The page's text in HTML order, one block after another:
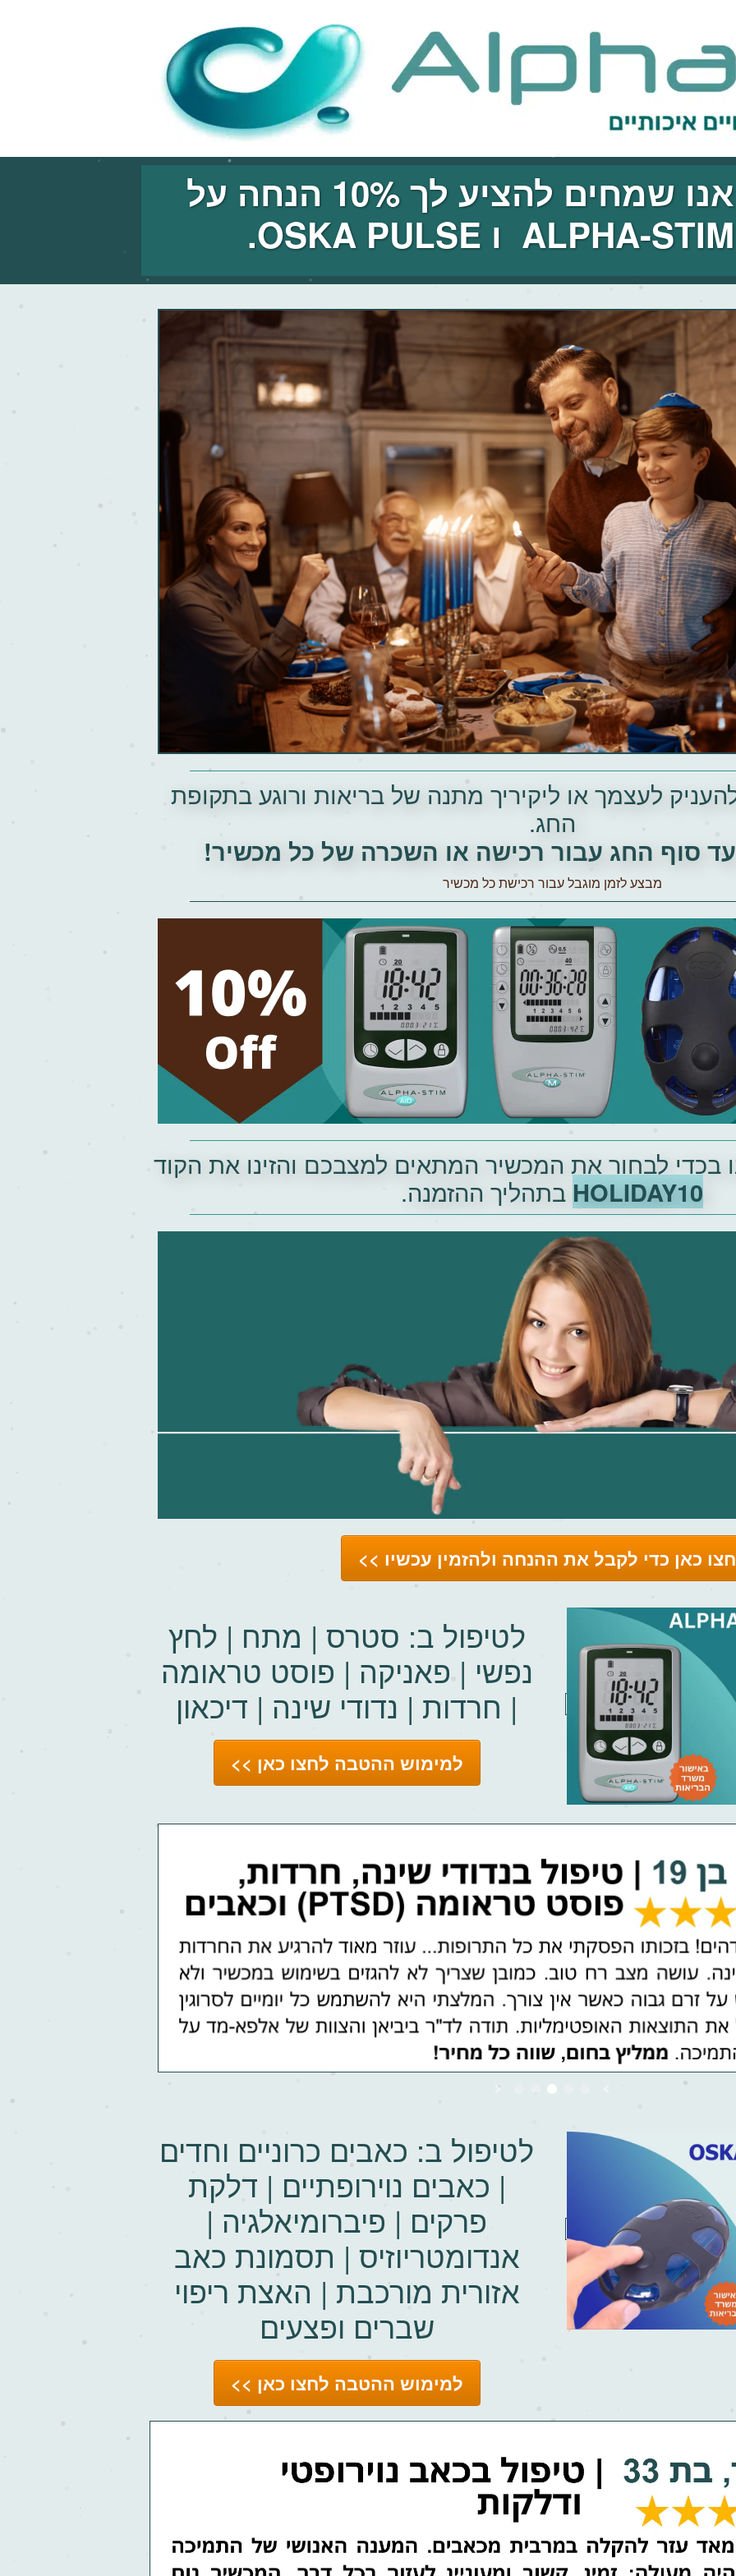
לכבוד החג, אנו שמחים להציע לך 10% הנחה על
לעצמך או ליקיריך מתנה של בריאות ורוגע בתקופת
החג.
סוף החג עבור רכישה או השכרה של כל מכשיר!
מבצע לזמן מוגבל עבור רכישת כל מכשיר
בכדי לבחור את המכשיר המתאים למצבכם והזינו את הקוד
HOLIDAY10 בתהליך ההזמנה.
כאן כדי לקבל את ההנחה ולהזמין עכשיו >>
לטיפול ב: סטרס | מתח | לחץ
נפשי | פאניקה | פוסט טראומה
| חרדות | נדודי שינה | דיכאון
למימוש ההטבה לחצו כאן >>
לטיפול ב: כאבים כרוניים וחדים
| כאבים נוירופתיים | דלקת
פרקים | פיברומיאלגיה |
אנדומטריוזיס | תסמונת כאב
אזורית מורכבת | האצת ריפוי
שברים ופצעים
למימוש ההטבה לחצו כאן >>